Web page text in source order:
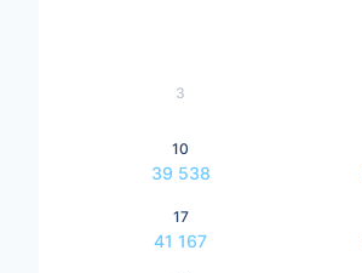
3
10
39 538
17
41 167